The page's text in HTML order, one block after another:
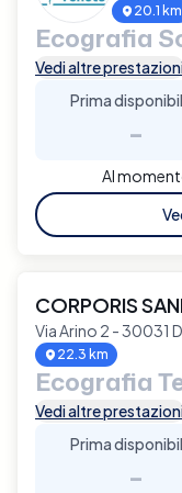
20.1 km
Ecografia
Vedi altre
Prima
-
Al
CORPORIS
Via Arino 2 - 30031
22.3 km
Ecografia
Vedi altre
Prima
-